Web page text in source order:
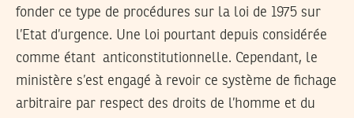
fonder ce type de procédures sur la loi de 1975 sur
l’Etat d’urgence. Une loi pourtant depuis considérée
comme étant anticonstitutionnelle. Cependant, le
ministère s’est engagé à revoir ce système de fichage
arbitraire par respect des droits de l’homme et du